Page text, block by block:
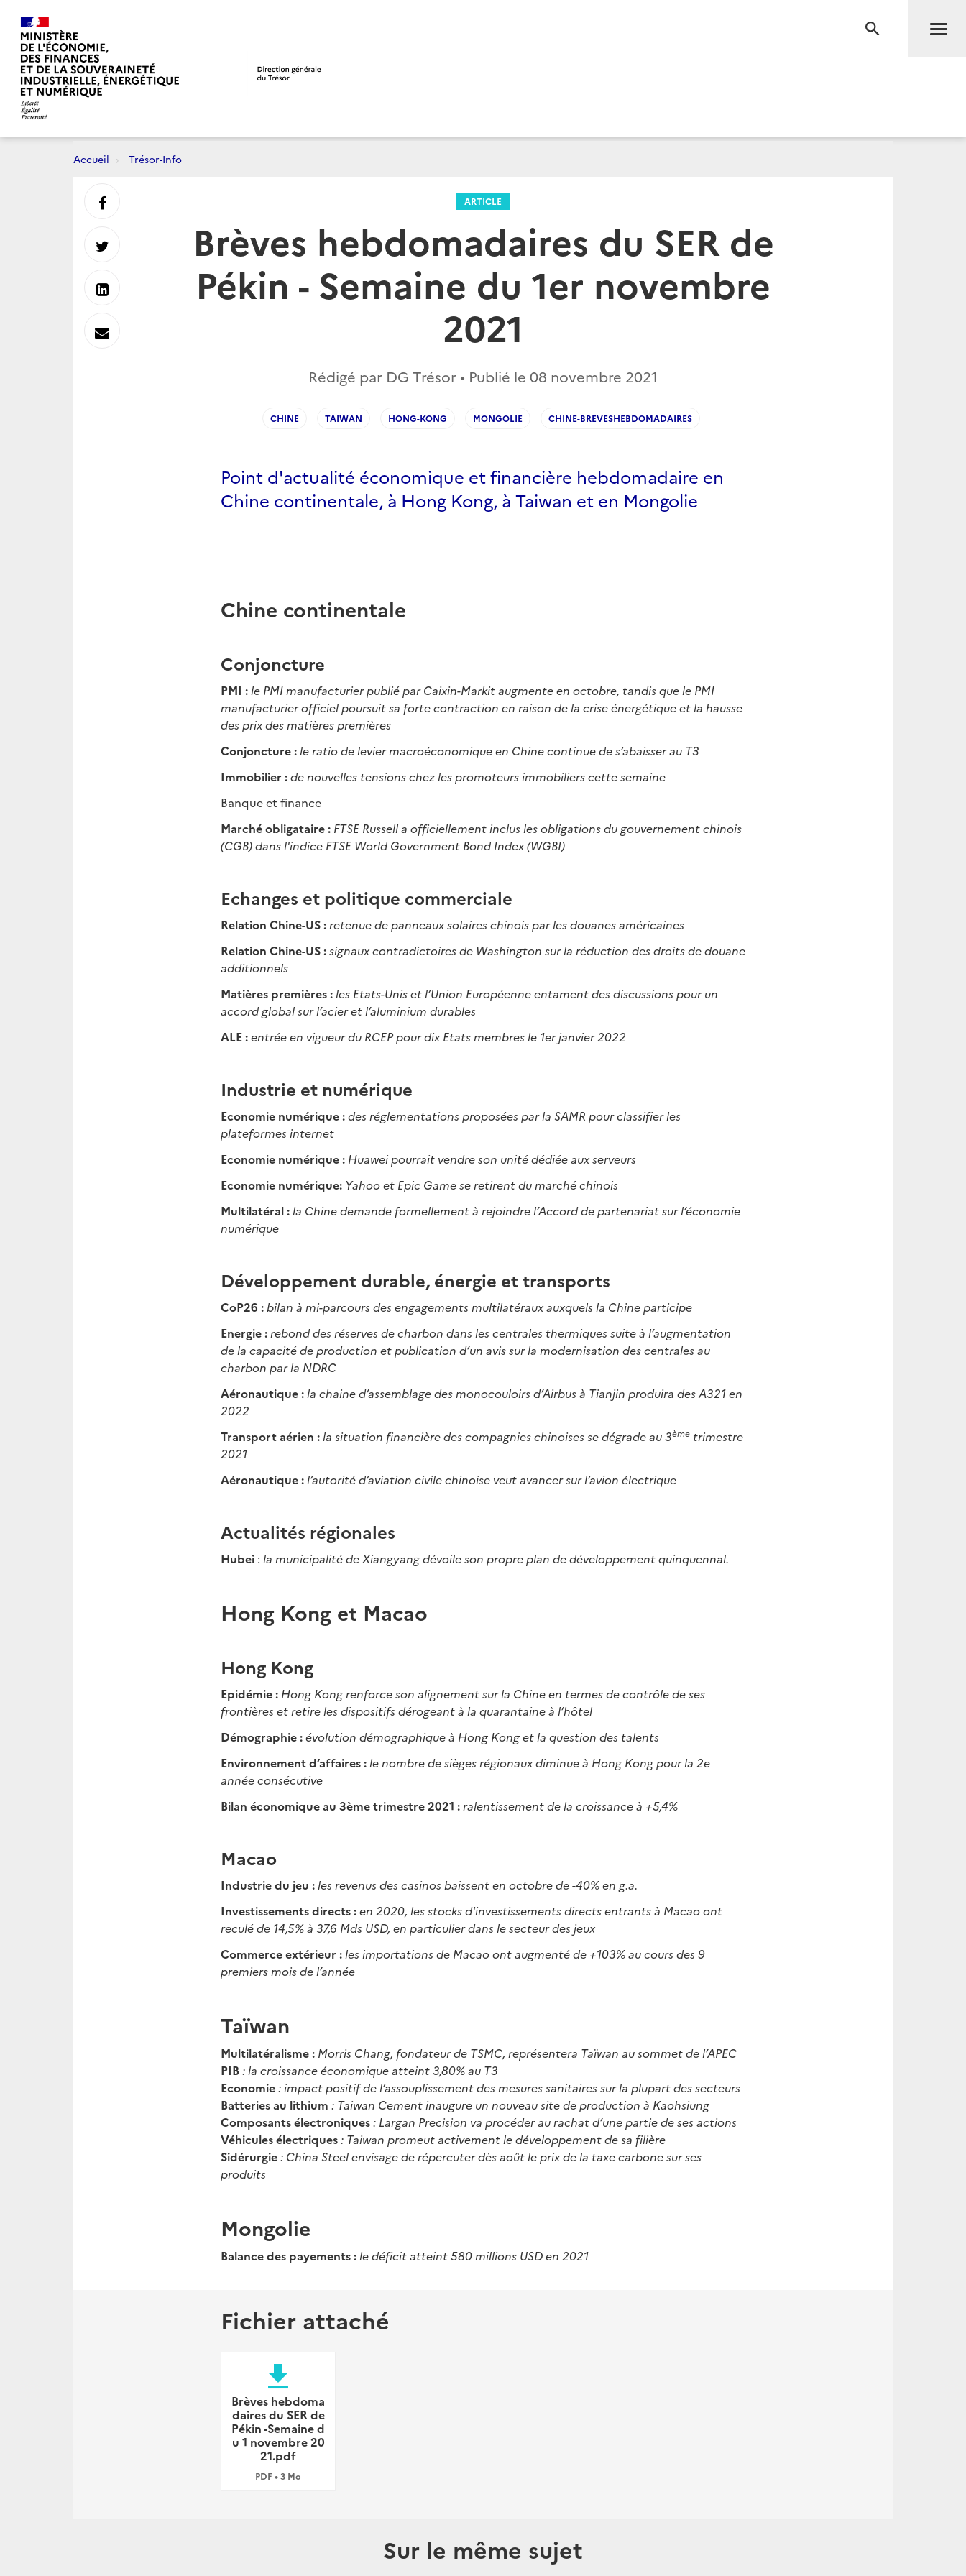
RECHERCHE
Accueil Trésor-Info
ARTICLE
Brèves hebdomadaires du SER de
Pékin - Semaine du 1er novembre
2021
Rédigé par DG Trésor • Publié le 08 novembre 2021
CHINE TAIWAN HONG-KONG MONGOLIE CHINE-BREVESHEBDOMADAIRES
Point d'actualité économique et financière hebdomadaire en
Chine continentale, à Hong Kong, à Taiwan et en Mongolie
Chine continentale
Conjoncture
PMI : le PMI manufacturier publié par Caixin-Markit augmente en octobre, tandis que le PMI
manufacturier officiel poursuit sa forte contraction en raison de la crise énergétique et la hausse
des prix des matières premières
Conjoncture : le ratio de levier macroéconomique en Chine continue de s’abaisser au T3
Immobilier :de nouvelles tensions chez les promoteurs immobiliers cette semaine
Banque et finance
Marché obligataire : FTSE Russell a officiellement inclus les obligations du gouvernement chinois
(CGB) dans l'indice FTSE World Government Bond Index (WGBI)
Echanges et politique commerciale
Relation Chine-US : retenue de panneaux solaires chinois par les douanes américaines
Relation Chine-US :signaux contradictoires de Washington sur la réduction des droits de douane
additionnels
Matières premières : les Etats-Unis et l’Union Européenne entament des discussions pour un
accord global sur l’acier et l’aluminium durables
ALE :entrée en vigueur du RCEP pour dix Etats membres le 1er janvier 2022
Industrie et numérique
Economie numérique :des réglementations proposées par la SAMR pour classifier les
plateformes internet
Economie numérique : Huawei pourrait vendre son unité dédiée aux serveurs
Economie numérique: Yahoo et Epic Game se retirent du marché chinois
Multilatéral : la Chine demande formellement à rejoindre l’Accord de partenariat sur l’économie
numérique
Développement durable, énergie et transports
CoP26 : bilan à mi-parcours des engagements multilatéraux auxquels la Chine participe
Energie : rebond des réserves de charbon dans les centrales thermiques suite à l’augmentation
de la capacité de production et publication d’un avis sur la modernisation des centrales au
charbon par la NDRC
Aéronautique : la chaine d’assemblage des monocouloirs d’Airbus à Tianjin produira des A321 en
2022
Transport aérien : la situation financière des compagnies chinoises se dégrade au 3ème trimestre
2021
Aéronautique : l’autorité d’aviation civile chinoise veut avancer sur l’avion électrique
Actualités régionales
Hubei : la municipalité de Xiangyang dévoile son propre plan de développement quinquennal.
Hong Kong et Macao
Hong Kong
Epidémie : Hong Kong renforce son alignement sur la Chine en termes de contrôle de ses
frontières et retire les dispositifs dérogeant à la quarantaine à l’hôtel
Démographie :évolution démographique à Hong Kong et la question des talents
Environnement d’affaires : le nombre de sièges régionaux diminue à Hong Kong pour la 2e
année consécutive
Bilan économique au 3ème trimestre 2021 : ralentissement de la croissance à +5,4%
Macao
Industrie du jeu : les revenus des casinos baissent en octobre de -40% en g.a.
Investissements directs :en 2020, les stocks d'investissements directs entrants à Macao ont
reculé de 14,5% à 37,6 Mds USD, en particulier dans le secteur des jeux
Commerce extérieur : les importations de Macao ont augmenté de +103% au cours des 9
premiers mois de l’année
Taïwan
Multilatéralisme : Morris Chang, fondateur de TSMC, représentera Taïwan au sommet de l’APEC
PIB: la croissance économique atteint 3,80% au T3
Economie: impact positif de l’assouplissement des mesures sanitaires sur la plupart des secteurs
Batteries au lithium : Taiwan Cement inaugure un nouveau site de production à Kaohsiung
Composants électroniques: Largan Precision va procéder au rachat d’une partie de ses actions
Véhicules électriques: Taiwan promeut activement le développement de sa filière
Sidérurgie: China Steel envisage de répercuter dès août le prix de la taxe carbone sur ses
produits
Mongolie
Balance des payements : le déficit atteint 580 millions USD en 2021
Fichier attaché
file_download
Brèves hebdoma
daires du SER de
Pékin -Semaine d
u 1 novembre 20
21.pdf
PDF • 3 Mo
Sur le même sujet
Partager
sur
Partager
sur
Partager
sur
Envoyer